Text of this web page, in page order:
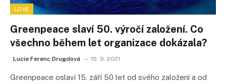
LOVE
Greenpeace slaví 50. výročí založení. Co
všechno během let organizace dokázala?
Lucie Ferenc Drugdová 15. 9. 2021
Greenpeace oslaví 15. září 50 let od svého založení a od